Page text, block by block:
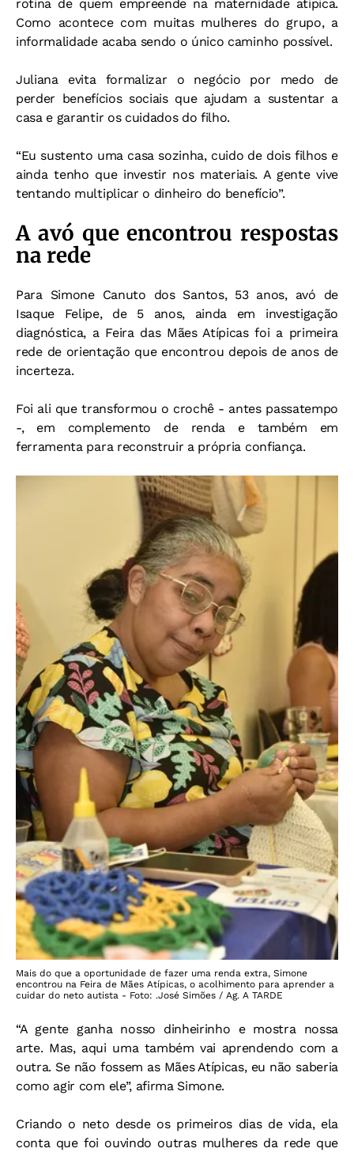
rotina de quem empreende na maternidade atípica.
Como acontece com muitas mulheres do grupo, a
informalidade acaba sendo o único caminho possível.
Juliana evita formalizar o negócio por medo de
perder benefícios sociais que ajudam a sustentar a
casa e garantir os cuidados do filho.
“Eu sustento uma casa sozinha, cuido de dois filhos e
ainda tenho que investir nos materiais. A gente vive
tentando multiplicar o dinheiro do benefício”.
A avó que encontrou respostas
na rede
Para Simone Canuto dos Santos, 53 anos, avó de
Isaque Felipe, de 5 anos, ainda em investigação
diagnóstica, a Feira das Mães Atípicas foi a primeira
rede de orientação que encontrou depois de anos de
incerteza.
Foi ali que transformou o crochê - antes passatempo
-, em complemento de renda e também em
ferramenta para reconstruir a própria confiança.
Mais do que a oportunidade de fazer uma renda extra, Simone
encontrou na Feira de Mães Atípicas, o acolhimento para aprender a
cuidar do neto autista - Foto: .José Simões / Ag. A TARDE
“A gente ganha nosso dinheirinho e mostra nossa
arte. Mas, aqui uma também vai aprendendo com a
outra. Se não fossem as Mães Atípicas, eu não saberia
como agir com ele”, afirma Simone.
Criando o neto desde os primeiros dias de vida, ela
conta que foi ouvindo outras mulheres da rede que